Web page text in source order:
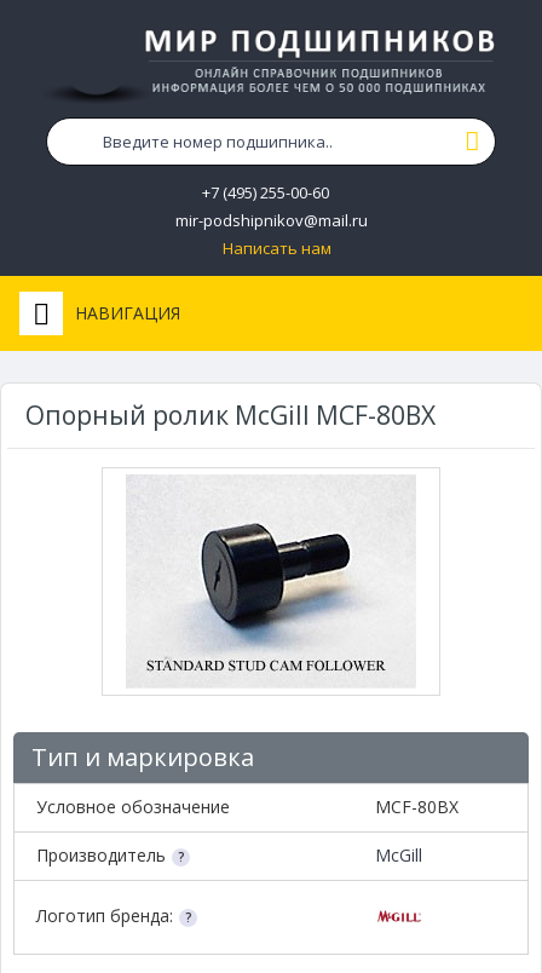
+7 (495) 255-00-60
mir-podshipnikov@mail.ru
Написать нам
НАВИГАЦИЯ
Опорный ролик McGill MCF-80BX
Тип и маркировка
Условное обозначение MCF-80BX
Производитель McGill
Логотип бренда: